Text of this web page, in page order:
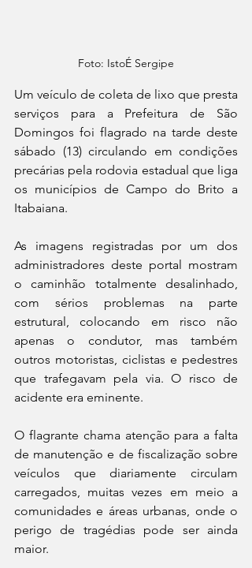
Foto: IstoÉ Sergipe
Um veículo de coleta de lixo que presta
serviços para a Prefeitura de São
Domingos foi flagrado na tarde deste
sábado (13) circulando em condições
precárias pela rodovia estadual que liga
os municípios de Campo do Brito a
Itabaiana.
As imagens registradas por um dos
administradores deste portal mostram
o caminhão totalmente desalinhado,
com sérios problemas na parte
estrutural, colocando em risco não
apenas o condutor, mas também
outros motoristas, ciclistas e pedestres
que trafegavam pela via. O risco de
acidente era eminente.
O flagrante chama atenção para a falta
de manutenção e de fiscalização sobre
veículos que diariamente circulam
carregados, muitas vezes em meio a
comunidades e áreas urbanas, onde o
perigo de tragédias pode ser ainda
maior.